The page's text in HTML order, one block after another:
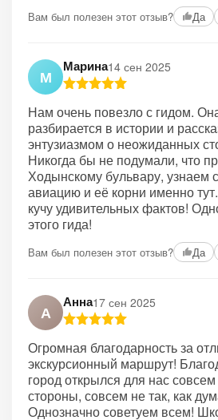
Вам был полезен этот отзыв? Да
М
Марина14 сен 2025
Нам очень повезло с гидом.
разбирается в истории и
энтузиазмом о неожиданных
Никогда бы не подумали, что
Ходынскому бульвару, узнаем
авиацию и её корни именно
кучу удивительных фактов!
этого гида!
Вам был полезен этот отзыв? Да
А
Анна17 сен 2025
Огромная благодарность за
экскурсионный маршрут!
город открылся для нас
стороны, совсем не так, как
Однозначно советуем всем!